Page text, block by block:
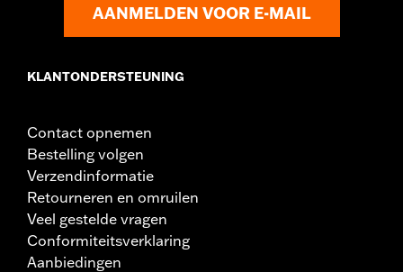
Zadelbreedte maateenheid:Inches
AANMELDEN VOOR E-MAIL
KLANTONDERSTEUNING
Contact opnemen
Bestelling volgen
Verzendinformatie
Retourneren en omruilen
Veel gestelde vragen
Conformiteitsverklaring
Aanbiedingen